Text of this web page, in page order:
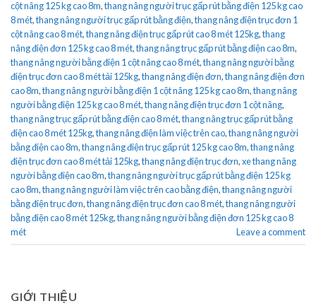
cột nâng 125 kg cao 8m,thang nâng người trục gấp rút bằng điện 125 kg cao
8 mét,thang nâng người trục gấp rút bằng điện,thang nâng điện trục đơn 1
cột nâng cao 8 mét,thang nâng điện trục gấp rút cao 8 mét 125kg,thang
nâng điện đơn 125 kg cao 8 mét,thang nâng trục gấp rút bằng điện cao 8m,
thang nâng người bằng điện 1 cột nâng cao 8 mét,thang nâng người bằng
điện trục đơn cao 8 mét tải 125kg,thang nâng điện đơn,thang nâng điện đơn
cao 8m,thang nâng người bằng điện 1 cột nâng 125 kg cao 8m,thang nâng
người bằng điện 125 kg cao 8 mét,thang nâng điện trục đơn 1 cột nâng,
thang nâng trục gấp rút bằng điện cao 8 mét,thang nâng trục gấp rút bằng
điện cao 8 mét 125kg,thang nâng điện làm việc trên cao,thang nâng người
bằng điện cao 8m,thang nâng điện trục gấp rút 125 kg cao 8m,thang nâng
điện trục đơn cao 8 mét tải 125kg,thang nâng điện trục đơn,xe thang nâng
người bằng điện cao 8m,thang nâng người trục gấp rút bằng điện 125 kg
cao 8m,thang nâng người làm việc trên cao bằng điện,thang nâng người
bằng điện trục đơn,thang nâng điện trục đơn cao 8 mét,thang nâng người
bằng điện cao 8 mét 125kg,thang nâng người bằng điện đơn 125 kg cao 8
mét
Leave a comment
GIỚI THIỆU